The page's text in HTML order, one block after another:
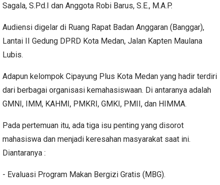
Sagala, S.Pd.I dan Anggota Robi Barus, S.E., M.A.P.
Audiensi digelar di Ruang Rapat Badan Anggaran (Banggar),
Lantai II Gedung DPRD Kota Medan, Jalan Kapten Maulana
Lubis.
Adapun kelompok Cipayung Plus Kota Medan yang hadir terdiri
dari berbagai organisasi kemahasiswaan. Di antaranya adalah
GMNI, IMM, KAHMI, PMKRI, GMKI, PMII, dan HIMMA.
Pada pertemuan itu, ada tiga isu penting yang disorot
mahasiswa dan menjadi keresahan masyarakat saat ini.
Diantaranya :
- Evaluasi Program Makan Bergizi Gratis (MBG).